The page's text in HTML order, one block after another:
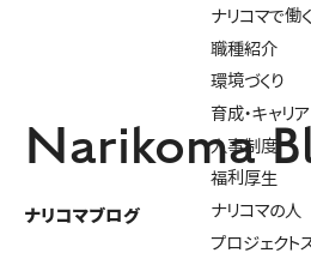
ナリコマで働く
職種紹介
環境づくり
育成・キャリア
人事制度
福利厚生
ナリコマの人
プロジェクト
Narikoma
ナリコマブログ